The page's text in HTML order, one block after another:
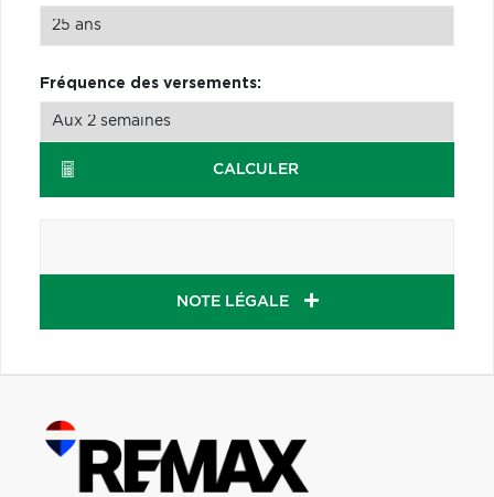
Fréquence des versements:
CALCULER
NOTE LÉGALE